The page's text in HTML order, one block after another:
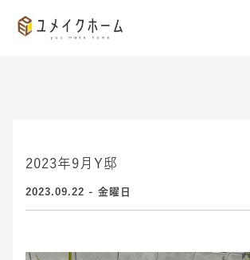
2023年9月Y邸
2023.09.22 - 金曜日